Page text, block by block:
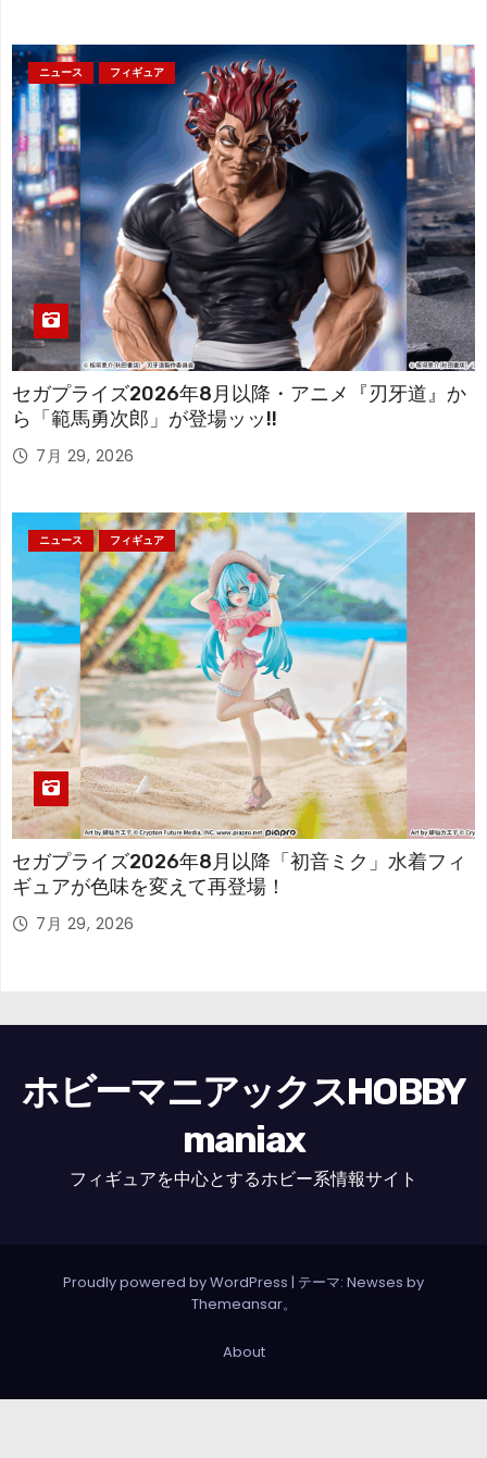
ニュース フィギュア
セガプライズ2026年8月以降・アニメ『刃牙道』か
ら「範馬勇次郎」が登場ッッ!!
7月 29, 2026
ニュース フィギュア
セガプライズ2026年8月以降「初音ミク」水着フィ
ギュアが色味を変えて再登場！
7月 29, 2026
ホビーマニアックスHOBBY
maniax
フィギュアを中心とするホビー系情報サイト
Proudly powered by WordPress | テーマ: Newses by
Themeansar。
About